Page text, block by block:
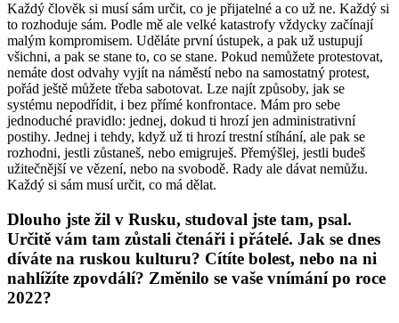
Každý člověk si musí sám určit, co je přijatelné a co už ne. Každý si
to rozhoduje sám. Podle mě ale velké katastrofy vždycky začínají
malým kompromisem. Uděláte první ústupek, a pak už ustupují
všichni, a pak se stane to, co se stane. Pokud nemůžete protestovat,
nemáte dost odvahy vyjít na náměstí nebo na samostatný protest,
pořád ještě můžete třeba sabotovat. Lze najít způsoby, jak se
systému nepodřídit, i bez přímé konfrontace. Mám pro sebe
jednoduché pravidlo: jednej, dokud ti hrozí jen administrativní
postihy. Jednej i tehdy, když už ti hrozí trestní stíhání, ale pak se
rozhodni, jestli zůstaneš, nebo emigruješ. Přemýšlej, jestli budeš
užitečnější ve vězení, nebo na svobodě. Rady ale dávat nemůžu.
Každý si sám musí určit, co má dělat.
Dlouho jste žil v Rusku, studoval jste tam, psal.
Určitě vám tam zůstali čtenáři i přátelé. Jak se dnes
díváte na ruskou kulturu? Cítíte bolest, nebo na ni
nahlížíte zpovdálí? Změnilo se vaše vnímání po roce
2022?